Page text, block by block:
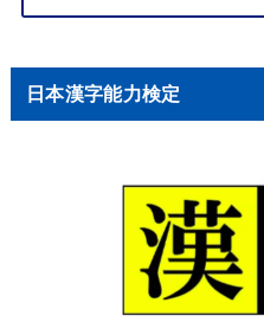
日本漢字能力検定